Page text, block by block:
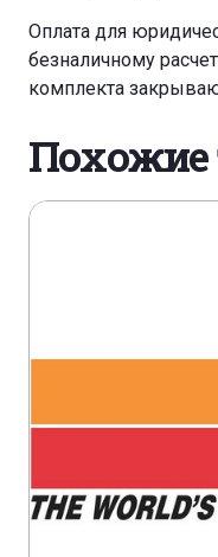
Оплата для
безналичному
комплекта
Похожие